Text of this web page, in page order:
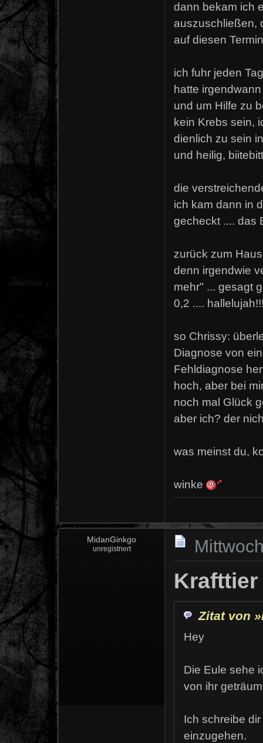
dann bekam ich
auszuschließen,
auf diesen
ich fuhr jeden
hatte
und um Hilfe zu
kein Krebs sein,
dienlich zu sein
und heilig,
die
ich kam dann in
gecheckt .... das
zurück zum
denn irgendwie
mehr" ... gesagt
0,2 ....
so Chrissy:
Diagnose von
Fehldiagnose
hoch, aber bei
noch mal Glück
aber ich? der
was meinst du,
winke
MidanGinkgo
unregistriert
Krafttier
Zitat von
Hey
Die Eule sehe
von ihr
Ich schreibe
einzugehen.